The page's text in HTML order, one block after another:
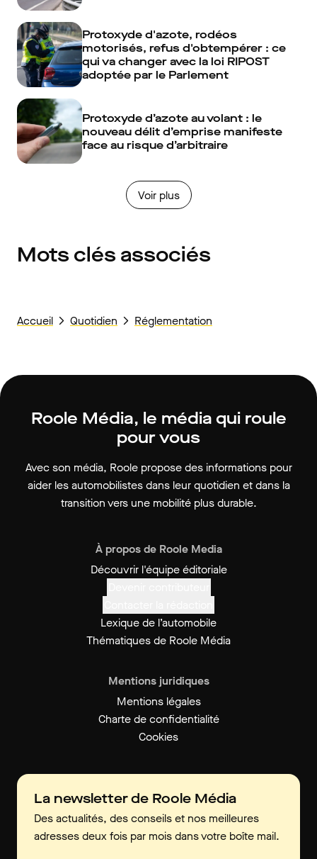
Protoxyde d'azote, rodéos
motorisés, refus d'obtempérer : ce
qui va changer avec la loi RIPOST
adoptée par le Parlement
Protoxyde d’azote au volant : le
nouveau délit d’emprise manifeste
face au risque d’arbitraire
Voir plus
Mots clés associés
Accueil Quotidien Réglementation
Roole Média, le média qui roule
pour vous
Avec son média, Roole propose des informations pour
aider les automobilistes dans leur quotidien et dans la
transition vers une mobilité plus durable.
À propos de Roole Media
Découvrir l'équipe éditoriale
Lexique de l’automobile
Thématiques de Roole Média
Mentions juridiques
Mentions légales
Charte de confidentialité
Cookies
La newsletter de Roole Média
Des actualités, des conseils et nos meilleures
adresses deux fois par mois dans votre boîte mail.